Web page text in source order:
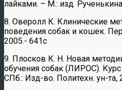
лайками. – М.: изд.
8. Оверолл К. Клинические
поведения собак и кошек.
2005.- 641с
9. Плосков К. Н. Новая
обучения собак (ЛИРОС).
СПб.: Изд-во. Политехн. ун-та,